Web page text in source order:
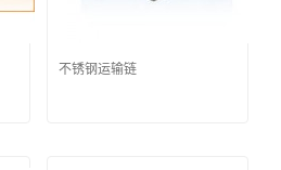
不锈钢运输链